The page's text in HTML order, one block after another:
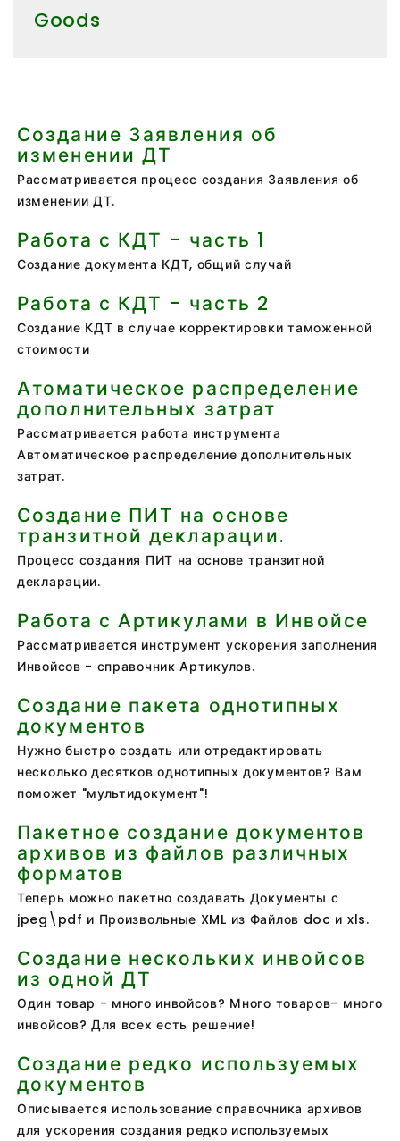
Goods
Создание Заявления об
изменении ДТ
Рассматривается процесс создания Заявления об
изменении ДТ.
Работа с КДТ - часть 1
Создание документа КДТ, общий случай
Работа с КДТ - часть 2
Создание КДТ в случае корректировки таможенной
стоимости
Атоматическое распределение
дополнительных затрат
Рассматривается работа инструмента
Автоматическое распределение дополнительных
затрат.
Создание ПИТ на основе
транзитной декларации.
Процесс создания ПИТ на основе транзитной
декларации.
Работа с Артикулами в Инвойсе
Рассматривается инструмент ускорения заполнения
Инвойсов - справочник Артикулов.
Создание пакета однотипных
документов
Нужно быстро создать или отредактировать
несколько десятков однотипных документов? Вам
поможет "мультидокумент"!
Пакетное создание документов
архивов из файлов различных
форматов
Теперь можно пакетно создавать Документы с
jpeg\pdf и Произвольные XML из Файлов doc и xls.
Создание нескольких инвойсов
из одной ДТ
Один товар - много инвойсов? Много товаров- много
инвойсов? Для всех есть решение!
Создание редко используемых
документов
Описывается использование справочника архивов
для ускорения создания редко используемых